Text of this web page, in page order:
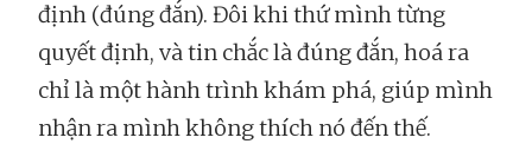
định (đúng đắn). Đôi khi thứ mình từng
quyết định, và tin chắc là đúng đắn, hoá ra
chỉ là một hành trình khám phá, giúp mình
nhận ra mình không thích nó đến thế.